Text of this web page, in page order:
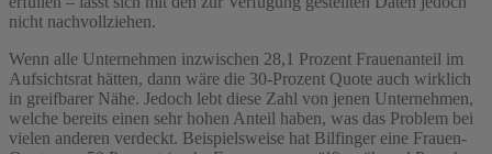
nicht nachvollziehen.
Wenn alle Unternehmen inzwischen 28,1 Prozent Frauenanteil im
Aufsichtsrat hätten, dann wäre die 30-Prozent Quote auch wirklich
in greifbarer Nähe. Jedoch lebt diese Zahl von jenen Unternehmen,
welche bereits einen sehr hohen Anteil haben, was das Problem bei
vielen anderen verdeckt. Beispielsweise hat Bilfinger eine Frauen-